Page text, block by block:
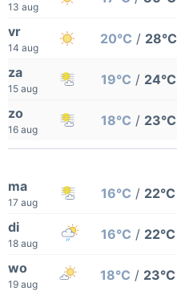
13 aug
vr
14 aug
20°C / 28°C
za
15 aug
19°C / 24°C
zo
16 aug
18°C / 23°C
ma
17 aug
16°C / 22°C
di
18 aug
16°C / 22°C
wo
19 aug
18°C / 23°C